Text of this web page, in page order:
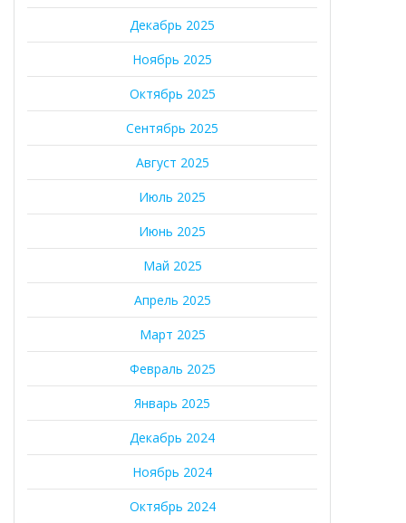
Декабрь 2025
Ноябрь 2025
Октябрь 2025
Сентябрь 2025
Август 2025
Июль 2025
Июнь 2025
Май 2025
Апрель 2025
Март 2025
Февраль 2025
Январь 2025
Декабрь 2024
Ноябрь 2024
Октябрь 2024